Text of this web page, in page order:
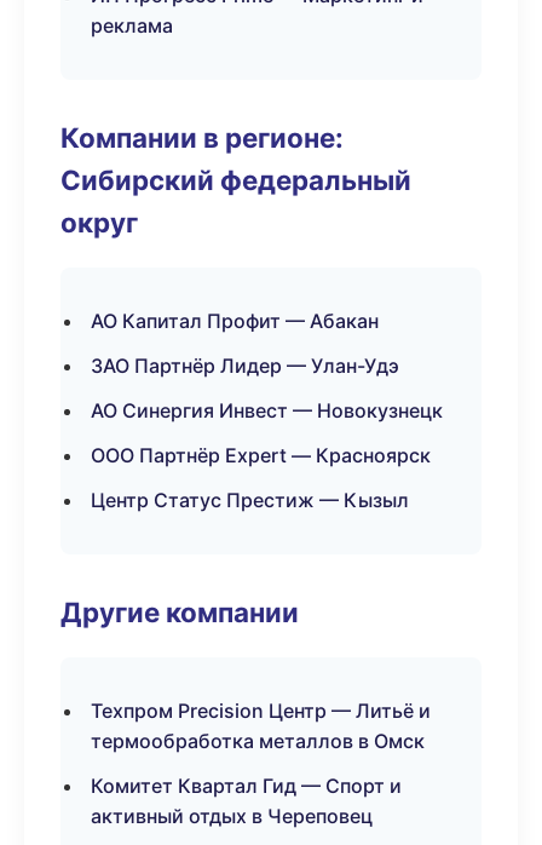
реклама
Компании в регионе:
Сибирский федеральный
округ
АО Капитал Профит — Абакан
ЗАО Партнёр Лидер — Улан-Удэ
АО Синергия Инвест — Новокузнецк
ООО Партнёр Expert — Красноярск
Центр Статус Престиж — Кызыл
Другие компании
Техпром Precision Центр — Литьё и
термообработка металлов в Омск
Комитет Квартал Гид — Спорт и
активный отдых в Череповец